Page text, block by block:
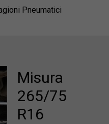
Pneumatici
Misura
265/75
R16